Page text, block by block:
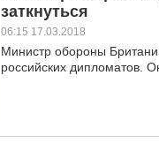
заткнуться
06:15 17.03.2018
Министр обороны
российских дипломатов.